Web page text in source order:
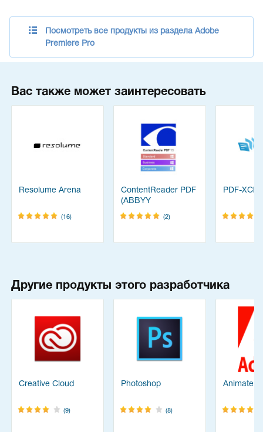
Посмотреть все продукты из раздела Adobe
Premiere Pro
Вас также может заинтересовать
Resolume Arena
(16)
ContentReader PDF
(ABBYY
FineReader)
(2)
PDF-
Другие продукты этого разработчика
Creative Cloud
(9)
Photoshop
(8)
Animate